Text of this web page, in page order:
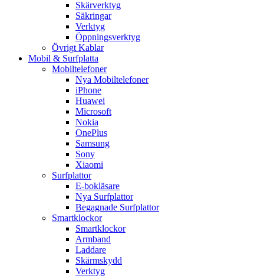
Skärverktyg
Säkringar
Verktyg
Öppningsverktyg
Övrigt Kablar
Mobil & Surfplatta
Mobiltelefoner
Nya Mobiltelefoner
iPhone
Huawei
Microsoft
Nokia
OnePlus
Samsung
Sony
Xiaomi
Surfplattor
E-bokläsare
Nya Surfplattor
Begagnade Surfplattor
Smartklockor
Smartklockor
Armband
Laddare
Skärmskydd
Verktyg